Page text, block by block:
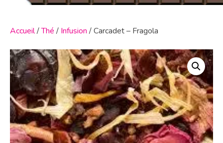
Accueil/Thé / Infusion / Carcadet – Fragola